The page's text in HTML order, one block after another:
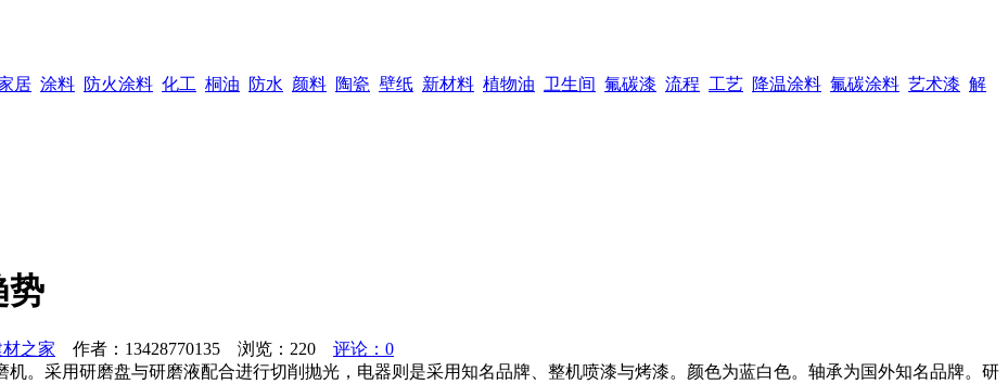
居 涂料 防火涂料 化工 桐油 防水 颜料 陶瓷 壁纸 新材料 植物油 卫生间 氟碳漆 流程 工艺 降温涂料 氟碳涂料 艺术漆 解
势
之家 作者：13428770135 浏览： 220
评论：0
。采用研磨盘与研磨液配合进行切削抛光，电器则是采用知名品牌、整机喷漆与烤漆。颜色为蓝白色。轴承为国外知名品牌。研